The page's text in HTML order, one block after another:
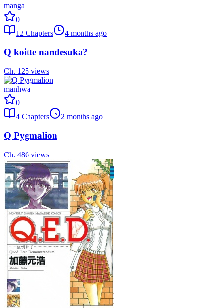
manga
0
12 Chapters 4 months ago
Q koitte nandesuka?
Ch. 125 views
manhwa
0
4 Chapters 2 months ago
Q Pygmalion
Ch. 486 views